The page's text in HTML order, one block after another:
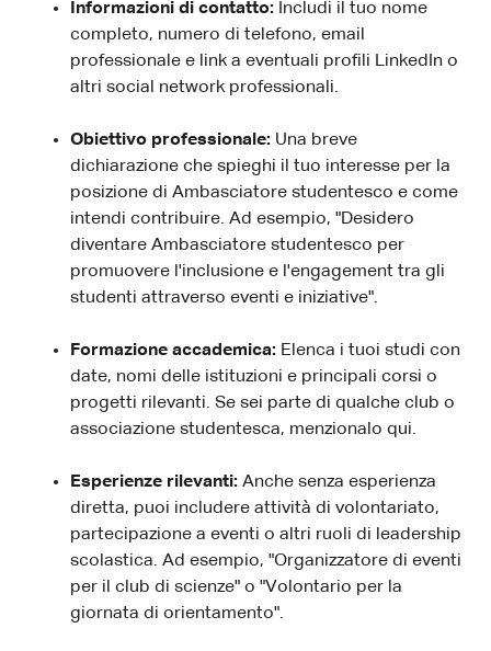
Informazioni di contatto: Includi il tuo nome
completo, numero di telefono, email
professionale e link a eventuali profili LinkedIn o
altri social network professionali.
Obiettivo professionale: Una breve
dichiarazione che spieghi il tuo interesse per la
posizione di Ambasciatore studentesco e come
intendi contribuire. Ad esempio, "Desidero
diventare Ambasciatore studentesco per
promuovere l'inclusione e l'engagement tra gli
studenti attraverso eventi e iniziative".
Formazione accademica: Elenca i tuoi studi con
date, nomi delle istituzioni e principali corsi o
progetti rilevanti. Se sei parte di qualche club o
associazione studentesca, menzionalo qui.
Esperienze rilevanti: Anche senza esperienza
diretta, puoi includere attività di volontariato,
partecipazione a eventi o altri ruoli di leadership
scolastica. Ad esempio, "Organizzatore di eventi
per il club di scienze" o "Volontario per la
giornata di orientamento".